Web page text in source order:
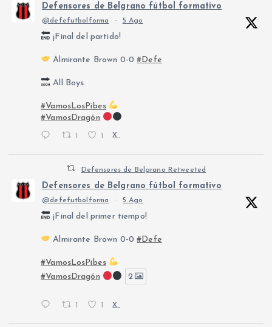
Defensores de Belgrano fútbol formativo
@defefutbolforma · 5 Ago
¡Final del partido!
Almirante Brown 0-0#Defe
All Boys.
#VamosLosPibes
#VamosDragón
1 1 X
Defensores de Belgrano Retweeted
Defensores de Belgrano fútbol formativo
@defefutbolforma · 5 Ago
¡Final del primer tiempo!
Almirante Brown 0-0#Defe
#VamosLosPibes
#VamosDragón
2
X